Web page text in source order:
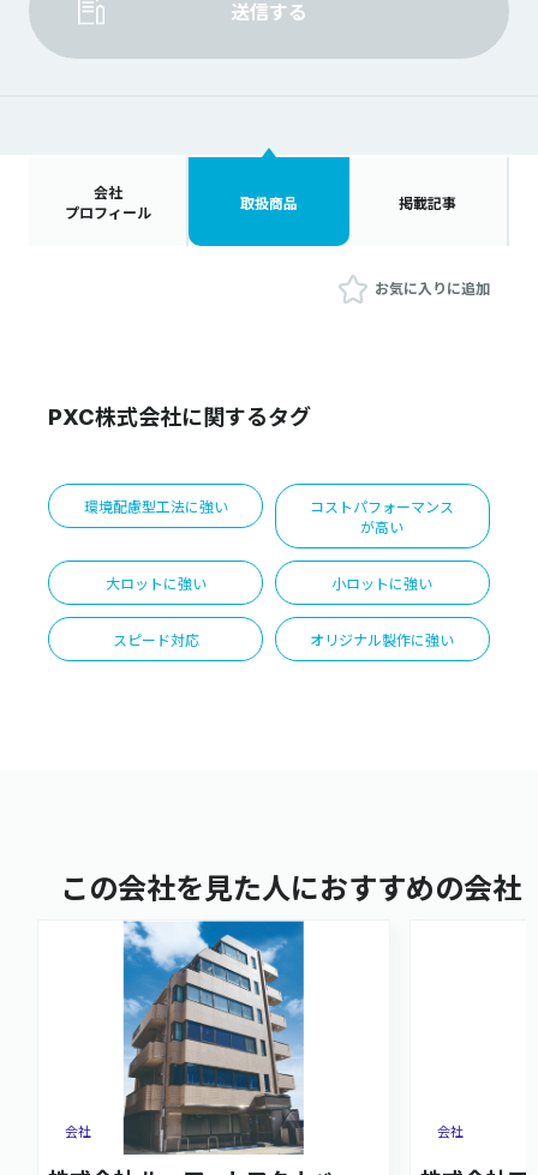
送信する
会社
プロフィール
取扱商品 掲載記事
お気に入りに追加
PXC株式会社に関するタグ
環境配慮型工法に強い
コストパフォーマンス
が高い
大ロットに強い 小ロットに強い
スピード対応 オリジナル製作に強い
この会社を見た人におすすめの会社
会社 会社